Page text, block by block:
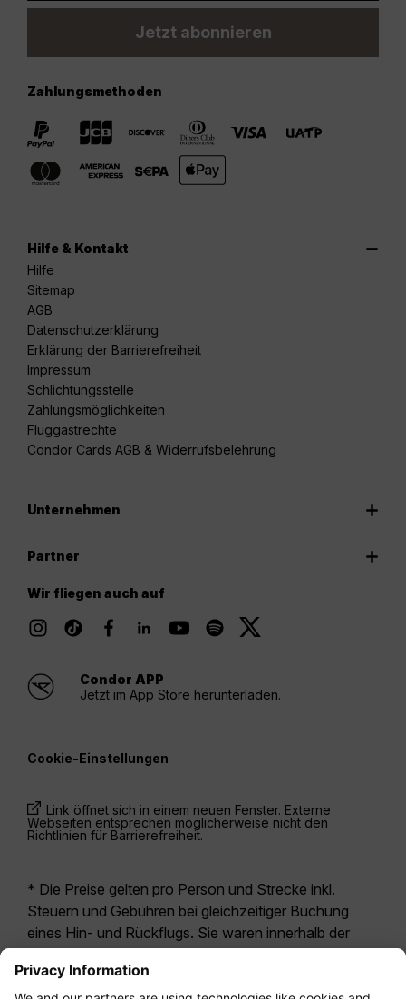
Jetzt abonnieren
Zahlungsmethoden
Hilfe & Kontakt
Hilfe
Sitemap
AGB
Datenschutzerklärung
Erklärung der Barrierefreiheit
Impressum
Schlichtungsstelle
Zahlungsmöglichkeiten
Fluggastrechte
Condor Cards AGB & Widerrufsbelehrung
Unternehmen
Partner
Wir fliegen auch auf
Condor APP
Jetzt im App Store herunterladen.
Cookie-Einstellungen
Link öffnet sich in einem neuen Fenster. Externe
Webseiten entsprechen möglicherweise nicht den
Richtlinien für Barrierefreiheit.
* Die Preise gelten pro Person und Strecke inkl.
Steuern und Gebühren bei gleichzeitiger Buchung
eines Hin- und Rückflugs. Sie waren innerhalb der
möglicherweise nicht mehr aktuell. Bei den für die